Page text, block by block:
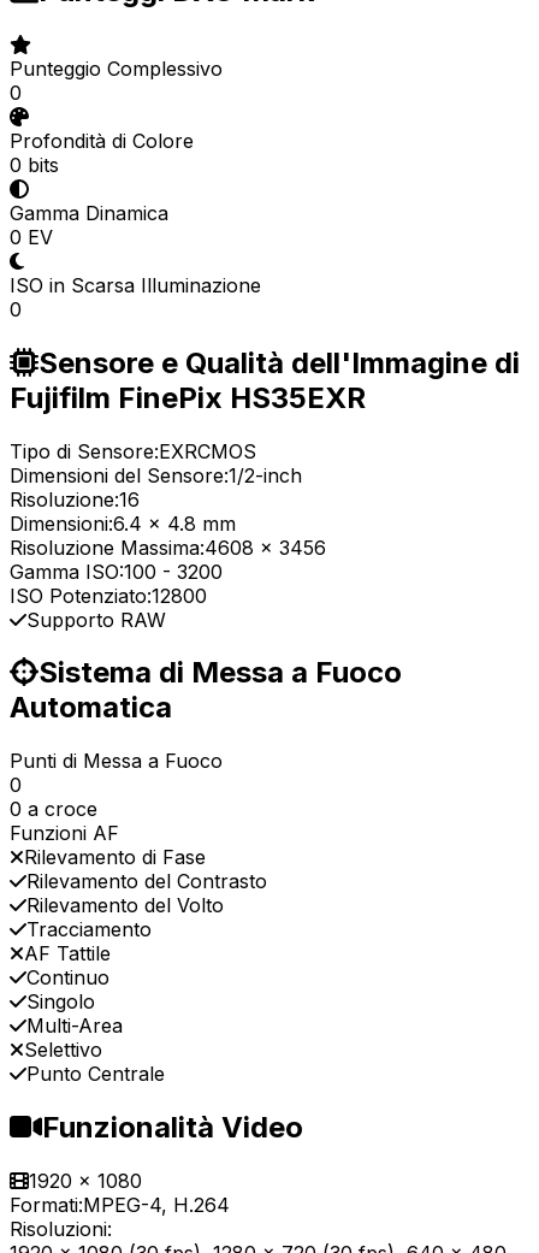
Punteggio Complessivo
0
Profondità di Colore
0 bits
Gamma Dinamica
0 EV
ISO in Scarsa Illuminazione
0
Sensore e Qualità dell'Immagine di
Fujifilm FinePix HS35EXR
Tipo di Sensore:EXRCMOS
Dimensioni del Sensore:1/2-inch
Risoluzione:16
Dimensioni:6.4 x 4.8 mm
Risoluzione Massima:4608 x 3456
Gamma ISO:100 - 3200
ISO Potenziato:12800
Supporto RAW
Sistema di Messa a Fuoco
Automatica
Punti di Messa a Fuoco
0
0 a croce
Funzioni AF
Rilevamento di Fase
Rilevamento del Contrasto
Rilevamento del Volto
Tracciamento
AF Tattile
Continuo
Singolo
Multi-Area
Selettivo
Punto Centrale
Funzionalità Video
1920 x 1080
Formati:MPEG-4, H.264
Risoluzioni: